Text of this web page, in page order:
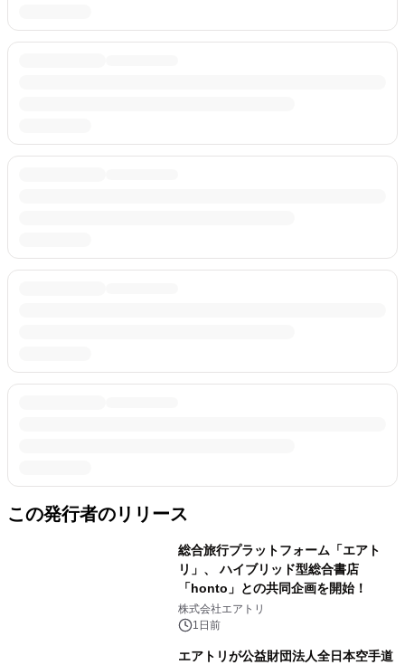
この発行者のリリース
総合旅行プラットフォーム「エアト
リ」、 ハイブリッド型総合書店
「honto」との共同企画を開始！
株式会社エアトリ
1日前
エアトリが公益財団法人全日本空手道